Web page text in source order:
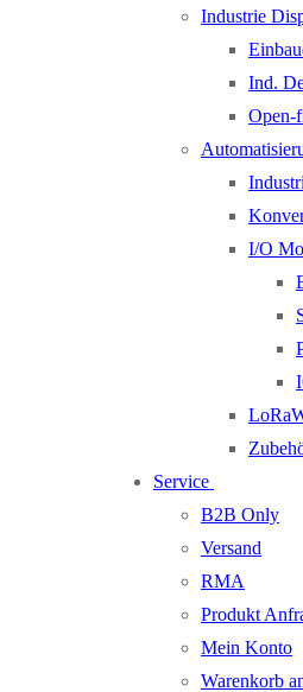
Industrie
Ind.
Open-
I/O
Service
B2B Only
Versand
RMA
Produkt
Mein Konto
Warenkorb